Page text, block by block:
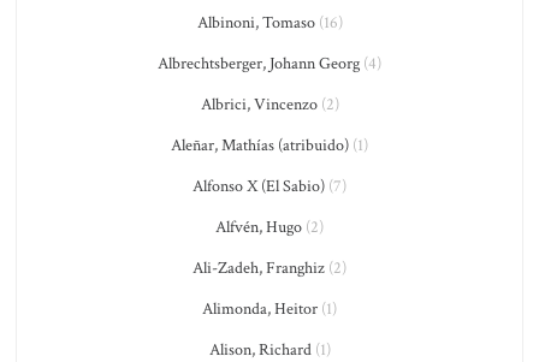
Albinoni, Tomaso(16)
Albrechtsberger, Johann Georg (4)
Albrici, Vincenzo(2)
Aleñar, Mathías (atribuido) (1)
Alfonso X (El Sabio) (7)
Alfvén, Hugo (2)
Ali-Zadeh, Franghiz (2)
Alimonda, Heitor (1)
Alison, Richard(1)